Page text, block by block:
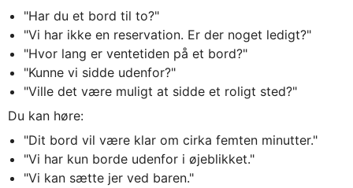
"Har du et bord til to?"
"Vi har ikke en reservation. Er der noget ledigt?"
"Hvor lang er ventetiden på et bord?"
"Kunne vi sidde udenfor?"
"Ville det være muligt at sidde et roligt sted?"
Du kan høre:
"Dit bord vil være klar om cirka femten minutter."
"Vi har kun borde udenfor i øjeblikket."
"Vi kan sætte jer ved baren."